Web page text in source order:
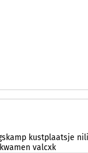
kustplaatsje
valcxk